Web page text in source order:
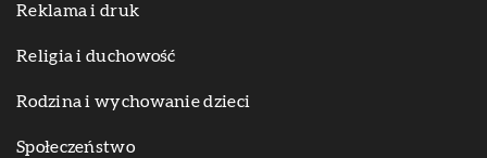
Reklama i druk
Religia i duchowość
Rodzina i wychowanie dzieci
Społeczeństwo